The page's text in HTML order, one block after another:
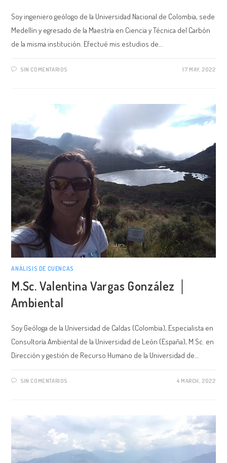
Soy ingeniero geólogo de la Universidad Nacional de Colombia, sede
Medellín y egresado de la Maestría en Ciencia y Técnica del Carbón
de la misma institución. Efectué mis estudios de…
SIN COMENTARIOS 17 MAY, 2022
ANÁLISIS DE CUENCAS
M.Sc. Valentina Vargas González │
Ambiental
Soy Geóloga de la Universidad de Caldas (Colombia), Especialista en
Consultoría Ambiental de la Universidad de León (España), M.Sc. en
Dirección y gestión de Recurso Humano de la Universidad de…
SIN COMENTARIOS 4 MARCH, 2022